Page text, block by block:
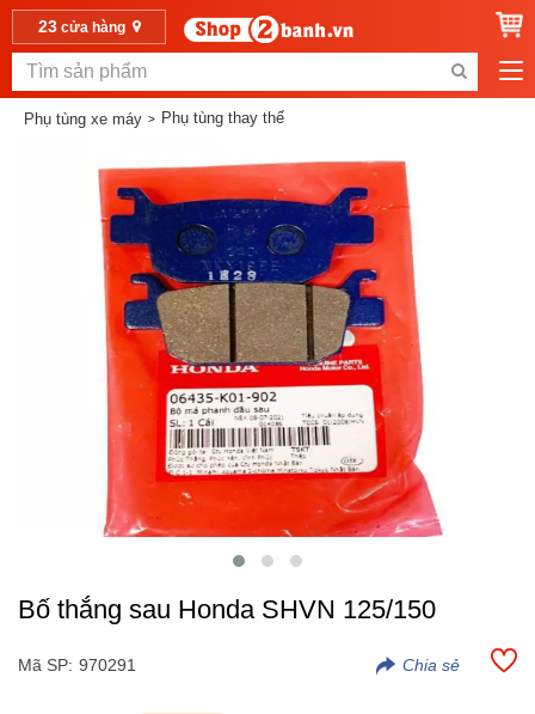
23cửa hàng
Phụ tùng xe máy Phụ tùng thay thế
Bố thắng sau Honda SHVN 125/150
Mã SP: 970291